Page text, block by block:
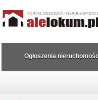
Ogłoszenia